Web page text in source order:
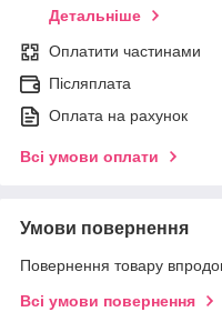
Детальніше
Оплатити частинами
Післяплата
Оплата на рахунок
Всі умови оплати
Умови повернення
Повернення товару
Всі умови повернення